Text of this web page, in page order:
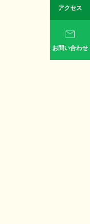
アクセス

お問い合わせ